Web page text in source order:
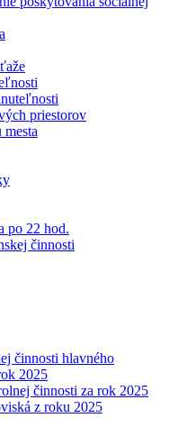
priestorov
mesta
po 22 hod.
činnosti
činnosti hlavného
2025
činnosti za rok 2025
z roku 2025